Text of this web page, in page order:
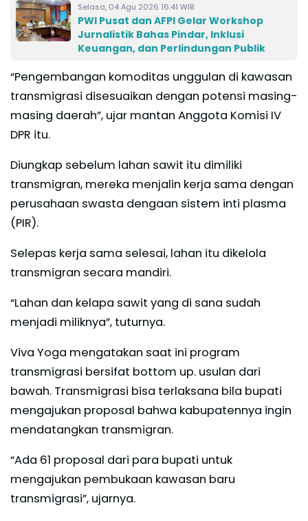
Selasa, 04 Agu 2026 16:41 WIB
PWI Pusat dan AFPI Gelar Workshop
Jurnalistik Bahas Pindar, Inklusi
Keuangan, dan Perlindungan Publik
“Pengembangan komoditas unggulan di kawasan
transmigrasi disesuaikan dengan potensi masing-
masing daerah”, ujar mantan Anggota Komisi IV
DPR itu.
Diungkap sebelum lahan sawit itu dimiliki
transmigran, mereka menjalin kerja sama dengan
perusahaan swasta dengaan sistem inti plasma
(PIR).
Selepas kerja sama selesai, lahan itu dikelola
transmigran secara mandiri.
“Lahan dan kelapa sawit yang di sana sudah
menjadi miliknya”, tuturnya.
Viva Yoga mengatakan saat ini program
transmigrasi bersifat bottom up. usulan dari
bawah. Transmigrasi bisa terlaksana bila bupati
mengajukan proposal bahwa kabupatennya ingin
mendatangkan transmigran.
“Ada 61 proposal dari para bupati untuk
mengajukan pembukaan kawasan baru
transmigrasi”, ujarnya.